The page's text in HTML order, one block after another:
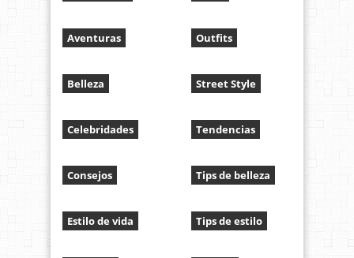
Aventuras
Belleza
Celebridades
Consejos
Estilo de vida
Outfits
Street Style
Tendencias
Tips de belleza
Tips de estilo